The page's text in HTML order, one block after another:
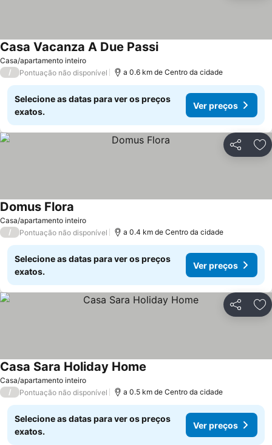
Casa/apartamento inteiro
Casa Vacanza A Due Passi
/ Pontuação não disponível a 0.6 km de Centro da cidade
Selecione as datas para ver os preços
exatos.
Ver preços
Partilhar
Casa/apartamento inteiro
Domus Flora
/ Pontuação não disponível a 0.4 km de Centro da cidade
Selecione as datas para ver os preços
exatos.
Ver preços
Partilhar
Casa/apartamento inteiro
Casa Sara Holiday Home
/ Pontuação não disponível a 0.5 km de Centro da cidade
Selecione as datas para ver os preços
exatos.
Ver preços